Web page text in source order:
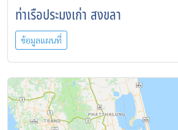
ท่าเรือประมงเก่า สงขลา
ข้อมูลแผนที่